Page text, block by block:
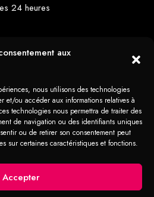
aux
nous utilisons des technologies
et/ou accéder aux informations relatives à
technologies nous permettra de traiter des
de navigation ou des identifiants uniques
ou de retirer son consentement peut
sur certaines caractéristiques et fonctions.
Accepter
24 heures
Mascouche (QC) Canada J7K 2Z2
Solution © 2026 -web + marketing - em2
Déclaration
confidentialité
cookies
Politique en